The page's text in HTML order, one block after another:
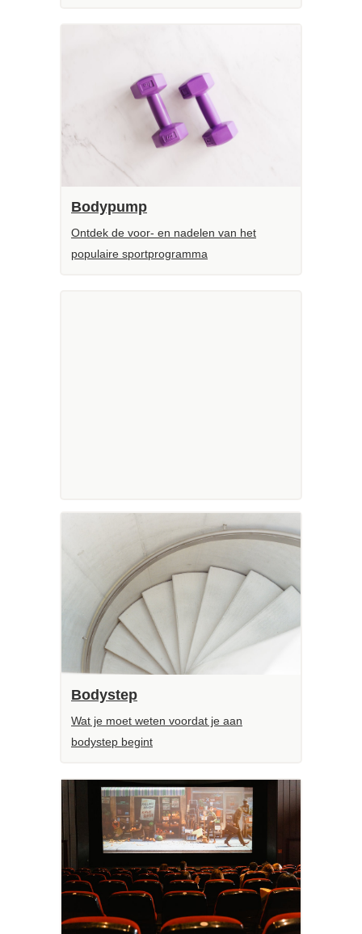
Bodypump
Ontdek de voor- en nadelen van het
populaire sportprogramma
Bodystep
Wat je moet weten voordat je aan
bodystep begint